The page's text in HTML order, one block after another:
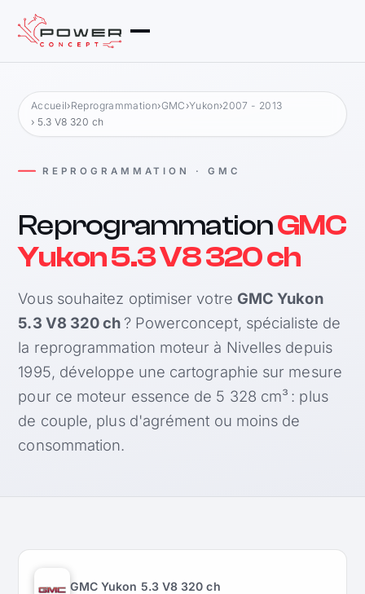
Accueil›Reprogrammation›GMC ›Yukon›2007 - 2013
› 5.3 V8 320 ch
REPROGRAMMATION · GMC
ReprogrammationGMC
Yukon 5.3 V8 320 ch
Vous souhaitez optimiser votre GMC Yukon
5.3 V8 320 ch ? Powerconcept, spécialiste de
la reprogrammation moteur à Nivelles depuis
1995, développe une cartographie sur mesure
pour ce moteur essence de 5 328 cm³ : plus
de couple, plus d'agrément ou moins de
consommation.
GMC Yukon 5.3 V8 320 ch